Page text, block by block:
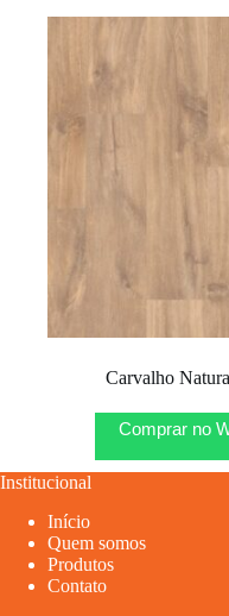
Carvalho
Comprar no
Institucional
Início
Quem somos
Produtos
Contato